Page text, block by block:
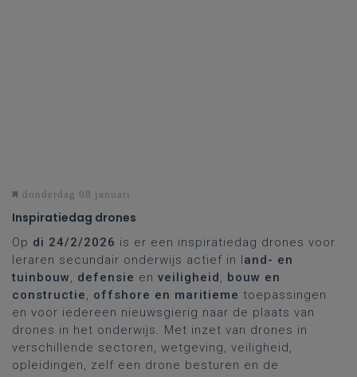
donderdag 08 januari
Inspiratiedag drones
Op di 24/2/2026 is er een inspiratiedag drones voor
leraren secundair onderwijs actief in land- en
tuinbouw, defensie en veiligheid, bouw en
constructie, offshore en maritieme toepassingen
en voor iedereen nieuwsgierig naar de plaats van
drones in het onderwijs. Met inzet van drones in
verschillende sectoren, wetgeving, veiligheid,
opleidingen, zelf een drone besturen en de